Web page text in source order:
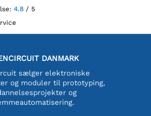
4.8 / 5
DANMARK
sælger elektroniske
og moduler til prototyping,
og